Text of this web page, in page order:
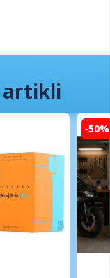
artikli
-50%